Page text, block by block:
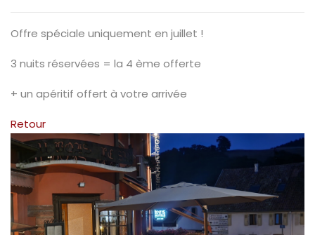
Offre spéciale uniquement en juillet !
3 nuits réservées = la 4 ème offerte
+ un apéritif offert à votre arrivée
Retour